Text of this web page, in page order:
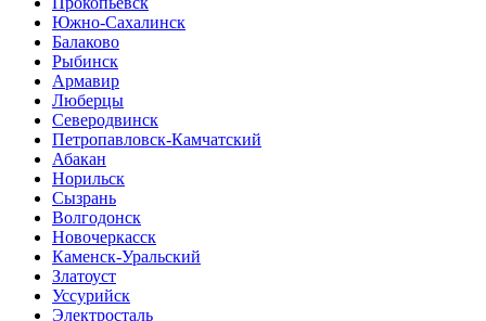
Южно-Сахалинск
Балаково
Рыбинск
Армавир
Люберцы
Северодвинск
Петропавловск-Камчатский
Абакан
Норильск
Сызрань
Волгодонск
Новочеркасск
Каменск-Уральский
Златоуст
Уссурийск
Электросталь